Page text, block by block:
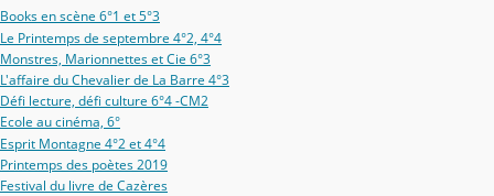
Books en scène 6°1 et 5°3
Le Printemps de septembre 4°2, 4°4
Monstres, Marionnettes et Cie 6°3
L'affaire du Chevalier de La Barre 4°3
Défi lecture, défi culture 6°4 -CM2
Ecole au cinéma, 6°
Esprit Montagne 4°2 et 4°4
Printemps des poètes 2019
Festival du livre de Cazères